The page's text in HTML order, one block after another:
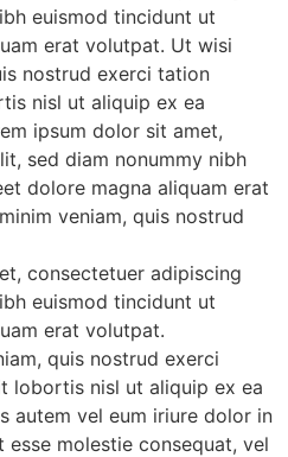
euismod tincidunt ut
erat volutpat. Ut wisi
nostrud exerci tation
nisl ut aliquip ex ea
ipsum dolor sit amet,
sed diam nonummy nibh
dolore magna aliquam erat
veniam, quis nostrud
consectetuer adipiscing
euismod tincidunt ut
erat volutpat.
quis nostrud exerci
lobortis nisl ut aliquip ex ea
autem vel eum iriure dolor in
molestie consequat, vel